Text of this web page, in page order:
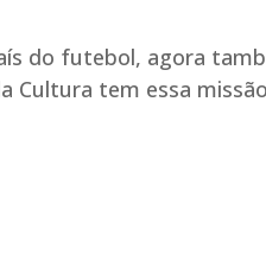
do futebol, agora
Cultura tem essa